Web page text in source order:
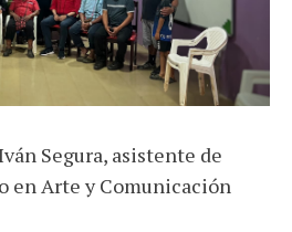
Segura, asistente de
en Arte y Comunicación